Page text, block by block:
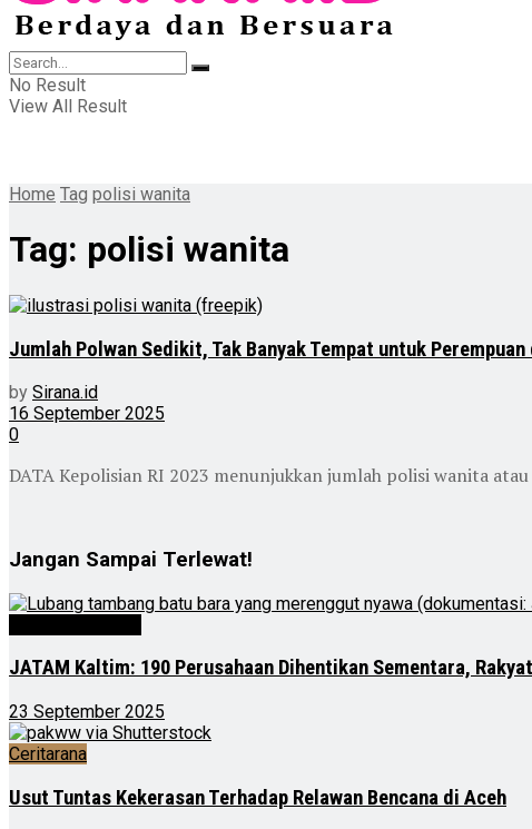
No Result
View All Result
Home Tag polisi wanita
Tag: polisi wanita
Jumlah Polwan Sedikit, Tak Banyak Tempat untuk
by Sirana.id
16 September 2025
0
DATA Kepolisian RI 2023 menunjukkan jumlah polisi wanita
Jangan Sampai Terlewat!
JATAM Kaltim: 190 Perusahaan Dihentikan Sementara,
23 September 2025
Ceritarana
Usut Tuntas Kekerasan Terhadap Relawan Bencana di Aceh